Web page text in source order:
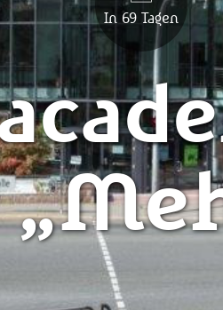
In 69 Tagen